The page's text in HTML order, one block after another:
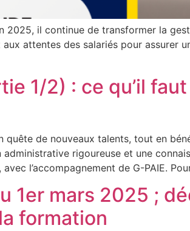
2025, il continue de transformer la
attentes des salariés pour assurer
1/2) : ce qu’il
quête de nouveaux talents, tout en
rigoureuse et une
l’accompagnement de G-PAIE.
1er mars 2025 ;
formation